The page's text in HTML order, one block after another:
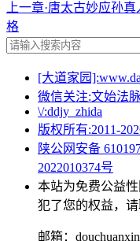
上一章·唐太古妙应孙
格
[大道家园
微信关注:文始法
\/:ddjy_zhida
版权所有:2011-
陕公网安备
2022010374号
本站为免费公益
犯了您的权益，请
邮箱：